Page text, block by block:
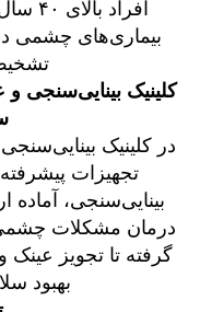
بیماری‌های چشمی
کلینیک بینایی‌سنجی
در کلینیک
تجهیزات
بینایی‌سنجی،
درمان مشکلات چشمی
گرفته تا تجویز
بهبود